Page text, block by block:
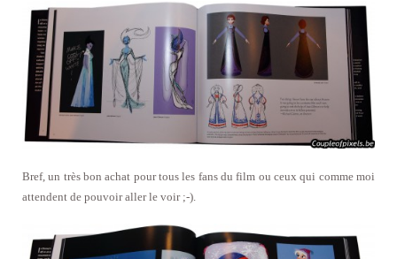
Bref, un très bon achat pour tous les fans du film ou ceux qui comme moi
attendent de pouvoir aller le voir ;-).